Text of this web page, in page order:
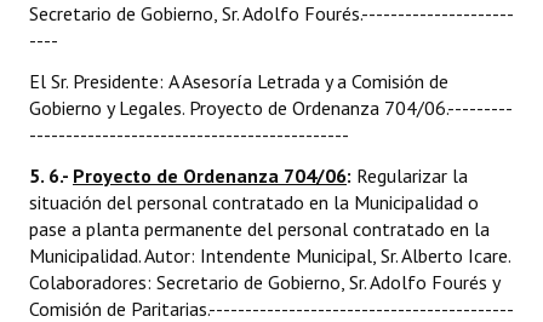
Secretario de Gobierno, Sr. Adolfo Fourés.---------------------
----
El Sr. Presidente: A Asesoría Letrada y a Comisión de
Gobierno y Legales. Proyecto de Ordenanza 704/06.---------
--------------------------------------------
5. 6.- Proyecto de Ordenanza 704/06: Regularizar la
situación del personal contratado en la Municipalidad o
pase a planta permanente del personal contratado en la
Municipalidad. Autor: Intendente Municipal, Sr. Alberto Icare.
Colaboradores: Secretario de Gobierno, Sr. Adolfo Fourés y
Comisión de Paritarias.------------------------------------------